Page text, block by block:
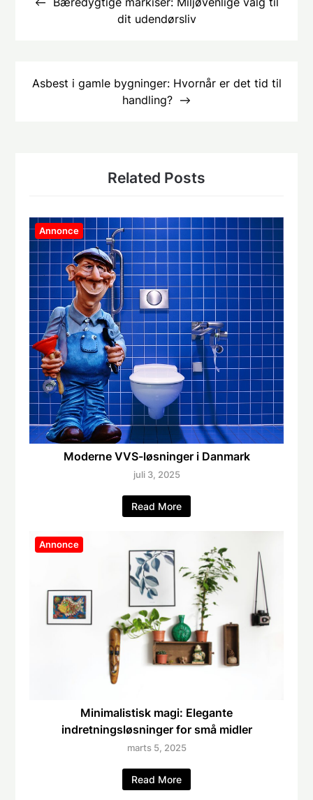
dit udendørsliv
Asbest i gamle bygninger: Hvornår er det tid til
handling?
Related Posts
Annonce
Moderne VVS-løsninger i Danmark
juli 3, 2025
Read More
Annonce
Minimalistisk magi: Elegante
indretningsløsninger for små midler
marts 5, 2025
Read More